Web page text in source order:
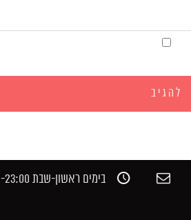
בימים ראשון-שבת 12:00-23:00​